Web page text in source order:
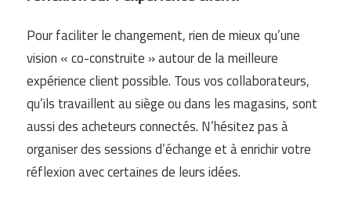
Pour faciliter le changement, rien de mieux qu’une
vision « co-construite » autour de la meilleure
expérience client possible. Tous vos collaborateurs,
qu’ils travaillent au siège ou dans les magasins, sont
aussi des acheteurs connectés. N’hésitez pas à
organiser des sessions d’échange et à enrichir votre
réflexion avec certaines de leurs idées.